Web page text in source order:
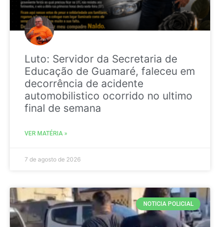
Luto: Servidor da Secretaria de
Educação de Guamaré, faleceu em
decorrência de acidente
automobilistico ocorrido no ultimo
final de semana
VER MATÉRIA »
7 de agosto de 2026
NOTICIA POLICIAL